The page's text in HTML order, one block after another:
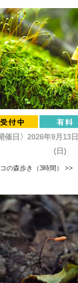
催日〉2026年9月13
(日)
の森歩き（3時間） >>